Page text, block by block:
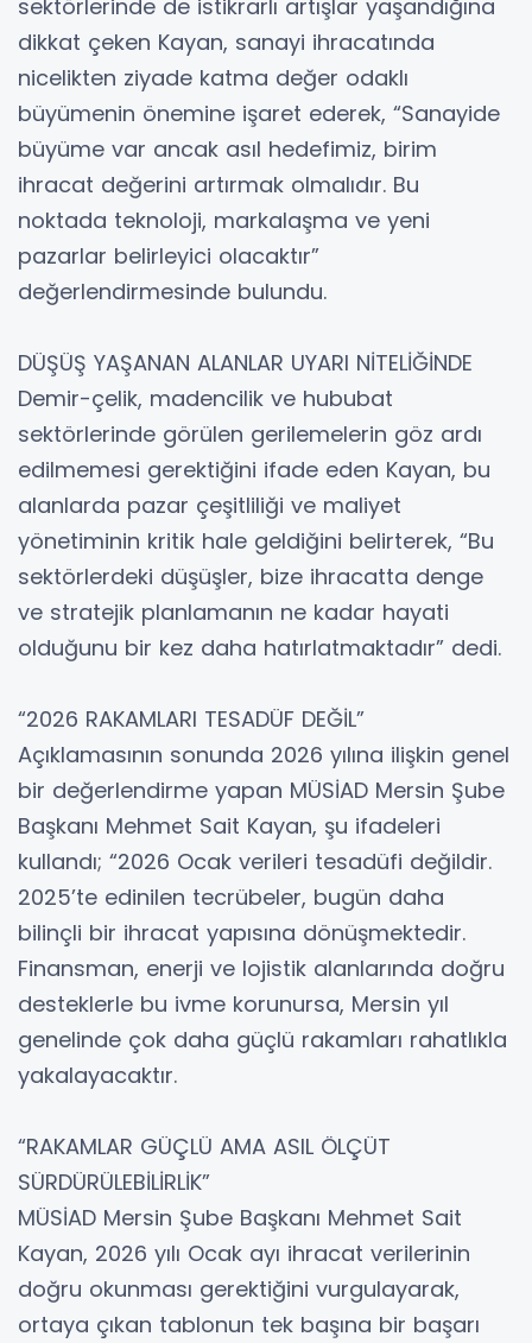
sektörlerinde de istikrarlı artışlar yaşandığına
dikkat çeken Kayan, sanayi ihracatında
nicelikten ziyade katma değer odaklı
büyümenin önemine işaret ederek, “Sanayide
büyüme var ancak asıl hedefimiz, birim
ihracat değerini artırmak olmalıdır. Bu
noktada teknoloji, markalaşma ve yeni
pazarlar belirleyici olacaktır”
değerlendirmesinde bulundu.
DÜŞÜŞ YAŞANAN ALANLAR UYARI NİTELİĞİNDE
Demir-çelik, madencilik ve hububat
sektörlerinde görülen gerilemelerin göz ardı
edilmemesi gerektiğini ifade eden Kayan, bu
alanlarda pazar çeşitliliği ve maliyet
yönetiminin kritik hale geldiğini belirterek, “Bu
sektörlerdeki düşüşler, bize ihracatta denge
ve stratejik planlamanın ne kadar hayati
olduğunu bir kez daha hatırlatmaktadır” dedi.
“2026 RAKAMLARI TESADÜF DEĞİL”
Açıklamasının sonunda 2026 yılına ilişkin genel
bir değerlendirme yapan MÜSİAD Mersin Şube
Başkanı Mehmet Sait Kayan, şu ifadeleri
kullandı; “2026 Ocak verileri tesadüfi değildir.
2025’te edinilen tecrübeler, bugün daha
bilinçli bir ihracat yapısına dönüşmektedir.
Finansman, enerji ve lojistik alanlarında doğru
desteklerle bu ivme korunursa, Mersin yıl
genelinde çok daha güçlü rakamları rahatlıkla
yakalayacaktır.
“RAKAMLAR GÜÇLÜ AMA ASIL ÖLÇÜT
SÜRDÜRÜLEBİLİRLİK”
MÜSİAD Mersin Şube Başkanı Mehmet Sait
Kayan, 2026 yılı Ocak ayı ihracat verilerinin
doğru okunması gerektiğini vurgulayarak,
ortaya çıkan tablonun tek başına bir başarı